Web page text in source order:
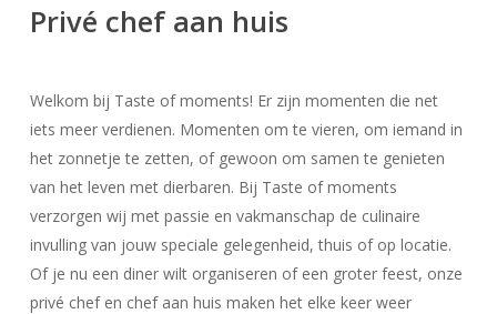
Privé chef aan huis
Welkom bij Taste of moments! Er zijn momenten die net
iets meer verdienen. Momenten om te vieren, om iemand in
het zonnetje te zetten, of gewoon om samen te genieten
van het leven met dierbaren. Bij Taste of moments
verzorgen wij met passie en vakmanschap de culinaire
invulling van jouw speciale gelegenheid, thuis of op locatie.
Of je nu een diner wilt organiseren of een groter feest, onze
privé chef en chef aan huis maken het elke keer weer